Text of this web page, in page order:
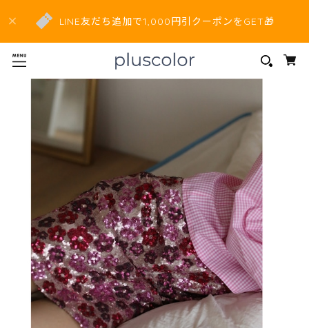
LINE友だち追加で1,000円引クーポンをGET🎁